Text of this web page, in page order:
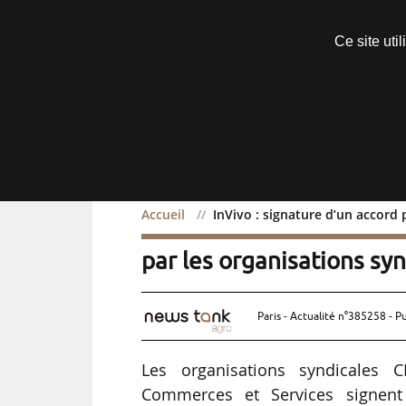
Accueil InVivo : signature d’un
InVivo : signature d’un
par les organisations
Paris - Actualité n°385258 -
Les organisations syndicales
Commerces et Services
Ce site